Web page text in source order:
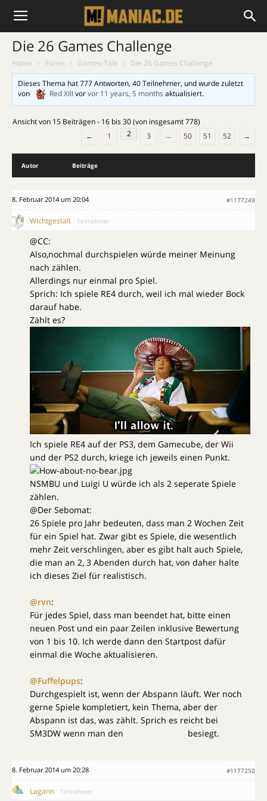
Die 26 Games Challenge
Home › Foren › Games-Talk ›
Die 26 Games Challenge
Dieses Thema hat 777 Antworten, 40 Teilnehmer, und wurde zuletzt
von
Red XIIIvorvor 11 years, 5 months aktualisiert.
Ansicht von 15 Beiträgen - 16 bis 30 (von insgesamt 778)
←
1 2 3 … 50 51 52 →
Autor Beiträge
8. Februar 2014 um 20:04 #1177249
Wichtgestalt Teilnehmer
@CC:
Also,nochmal durchspielen würde meiner Meinung
nach zählen.
Allerdings nur einmal pro Spiel.
Sprich: Ich spiele RE4 durch, weil ich mal wieder Bock
darauf habe.
Zählt es?
Ich spiele RE4 auf der PS3, dem Gamecube, der Wii
und der PS2 durch, kriege ich jeweils einen Punkt.
NSMBU und Luigi U würde ich als 2 seperate Spiele
zählen.
@Der Sebomat:
26 Spiele pro Jahr bedeuten, dass man 2 Wochen Zeit
für ein Spiel hat. Zwar gibt es Spiele, die wesentlich
mehr Zeit verschlingen, aber es gibt halt auch Spiele,
die man an 2, 3 Abenden durch hat, von daher halte
ich dieses Ziel für realistisch.
@rvn:
Für jedes Spiel, dass man beendet hat, bitte einen
neuen Post und ein paar Zeilen inklusive Bewertung
von 1 bis 10. Ich werde dann den Startpost dafür
einmal die Woche aktualisieren.
@Fuffelpups:
Durchgespielt ist, wenn der Abspann läuft. Wer noch
gerne Spiele kompletiert, kein Thema, aber der
Abspann ist das, was zählt. Sprich es reicht bei
SM3DW wenn man den
besiegt.
8. Februar 2014 um 20:28 #1177250
Lagann Teilnehmer